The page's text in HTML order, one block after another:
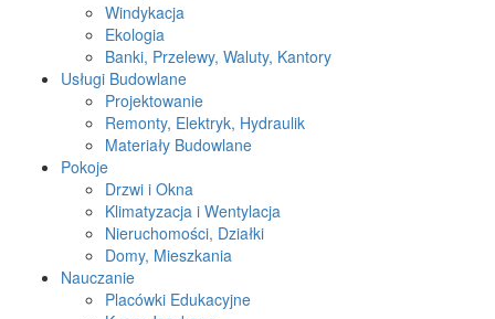
Windykacja
Ekologia
Banki, Przelewy, Waluty, Kantory
Usługi Budowlane
Projektowanie
Remonty, Elektryk, Hydraulik
Materiały Budowlane
Pokoje
Drzwi i Okna
Klimatyzacja i Wentylacja
Nieruchomości, Działki
Domy, Mieszkania
Nauczanie
Placówki Edukacyjne